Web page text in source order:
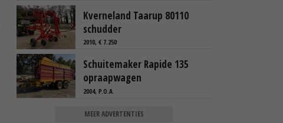
Kverneland Taarup 80110
schudder
2010, € 7.250
Schuitemaker Rapide 135
opraapwagen
2004, P.O.A.
MEER ADVERTENTIES